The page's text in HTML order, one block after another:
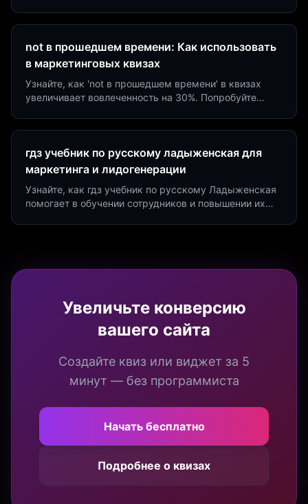
not в прошедшем времени: Как использовать
в маркетинговых квизах
Узнайте, как 'not в прошедшем времени' в квизах
увеличивает вовлеченность на 30%. Попробуйте
гдз учебник по русскому ладыженская для
маркетинга и лидогенерации
Узнайте, как гдз учебник по русскому Ладыженская
помогает в обучении сотрудников и повышении их
Увеличьте конверсию
вашего сайта
Создайте квиз или виджет за 5
минут — без программиста
Начать бесплатно
Подробнее о квизах